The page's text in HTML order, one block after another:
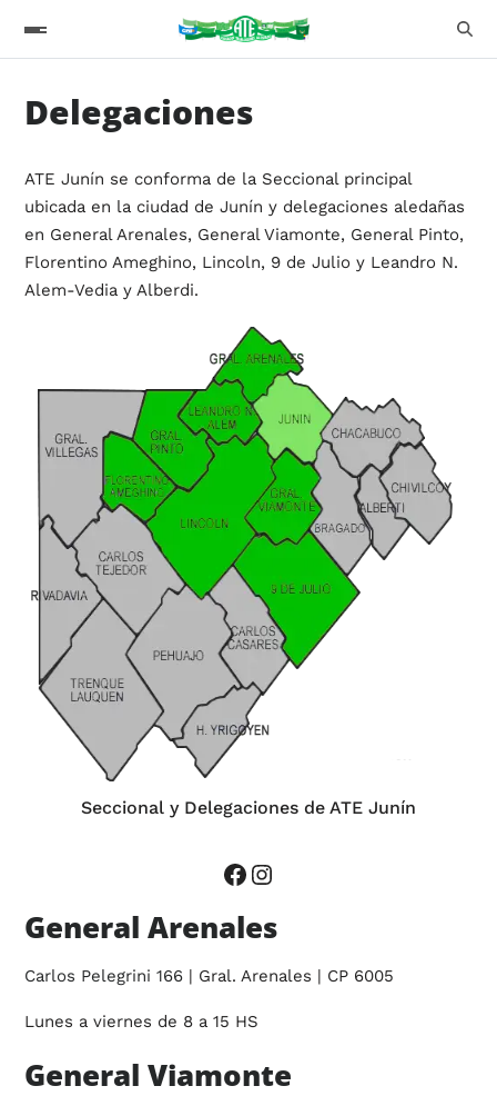
Delegaciones
ATE Junín se conforma de la Seccional principal
ubicada en la ciudad de Junín y delegaciones aledañas
en General Arenales, General Viamonte, General Pinto,
Florentino Ameghino, Lincoln, 9 de Julio y Leandro N.
Alem-Vedia y Alberdi.
Seccional y Delegaciones de ATE Junín
General Arenales
Carlos Pelegrini 166| Gral. Arenales | CP 6005
Lunes a viernes de 8 a 15 HS
General Viamonte